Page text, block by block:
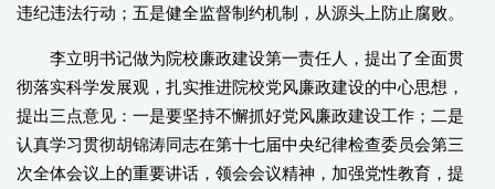
违纪违法行动；五是健全监督制约机制，从源头上防止腐败。
李立明书记做为院校廉政建设第一责任人，提出了全面贯
彻落实科学发展观，扎实推进院校党风廉政建设的中心思想，
提出三点意见：一是要坚持不懈抓好党风廉政建设工作；二是
认真学习贯彻胡锦涛同志在第十七届中央纪律检查委员会第三
次全体会议上的重要讲话，领会会议精神，加强党性教育，提